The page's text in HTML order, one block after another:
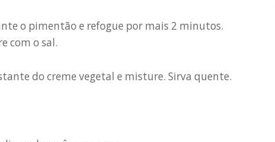
o pimentão e refogue por mais 2 minutos.
com o sal.
do creme vegetal e misture. Sirva quente.